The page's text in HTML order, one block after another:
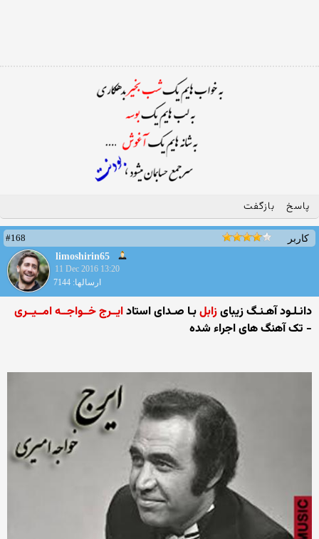
پاسخ بازگفت
کاربر
#168
limoshirin65
11 Dec 2016 13:20
ارسالها: 7144
دانـلـود آهـنـگ زیبایزابلبـا صـدای استادایــرج خــواجــه امــیــری
- تک آهنگ های اجراء شده